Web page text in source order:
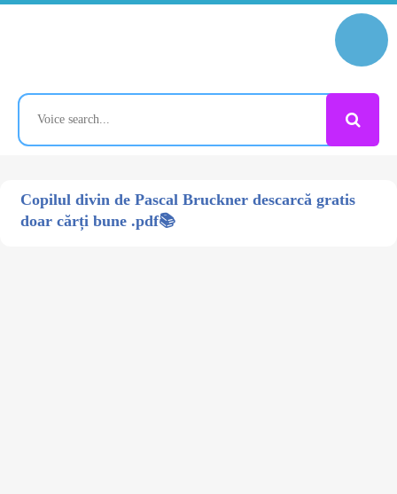
Copilul divin de Pascal Bruckner descarcă gratis
doar cărți bune .pdf📚